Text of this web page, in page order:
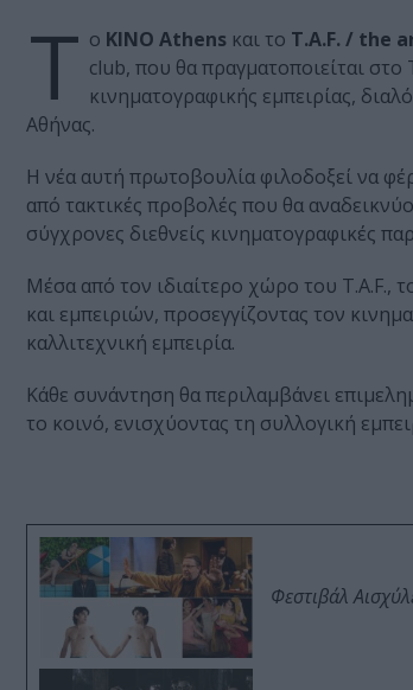
Τ ο KINO Athens και το T.A.F. / the
club, που θα πραγματοποιείται
κινηματογραφικής εμπειρίας,
Αθήνας.
Η νέα αυτή πρωτοβουλία φιλοδοξεί να
από τακτικές προβολές που θα
σύγχρονες διεθνείς κινηματογραφικές
Μέσα από τον ιδιαίτερο χώρο του T.A.F.,
και εμπειριών, προσεγγίζοντας τον
καλλιτεχνική εμπειρία.
Κάθε συνάντηση θα περιλαμβάνει
το κοινό, ενισχύοντας τη συλλογική
Φεστιβάλ